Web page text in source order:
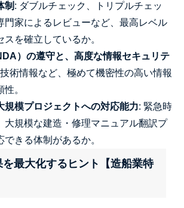
制 : ダブルチェック、トリプルチェッ
門家によるレビューなど、最高レベル
を確立しているか。
）の遵守と、高度な情報セキュリテ
術情報など、極めて機密性の高い情報
。
規模プロジェクトへの対応能力: 緊急時
大規模な建造・修理マニュアル翻訳プ
できる体制があるか。
最大化するヒント【造船業特